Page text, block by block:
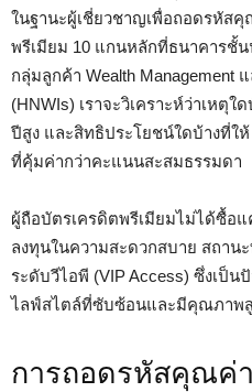
ในฐานะผู้เชี่ยวชาญเพื่อถอดรหัส
พรีเมียม 10 แกนหลักที่ธนาคารชั้
กลุ่มลูกค้า Wealth Management
(HNWIs) เราจะวิเคราะห์ว่าเหตุ
ปีสูง และสิทธิประโยชน์ใดบ้างที่ใ
ที่คุ้มค่ากว่าคะแนนสะสมธรรมดา
ผู้ถือบัตรเครดิตพรีเมียมไม่ได้ซื้อ
ลงทุนในความสะดวกสบาย สถาน
ระดับวีไอพี (VIP Access) ซึ่งเป็
ไลฟ์สไตล์ที่ซับซ้อนและมีคุณภาพ
การถอดรหัสคุณค่